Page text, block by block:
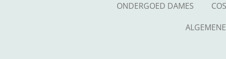
ONDERGOED DAMES